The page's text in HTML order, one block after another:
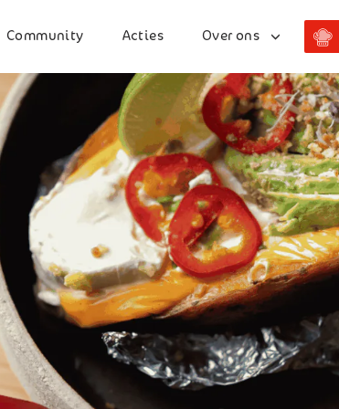
Community Acties Over ons